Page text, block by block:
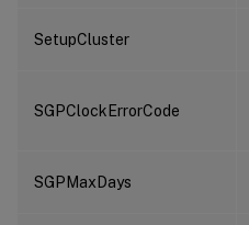
SetupCluster
SGPClockErrorCode
SGPMaxDays